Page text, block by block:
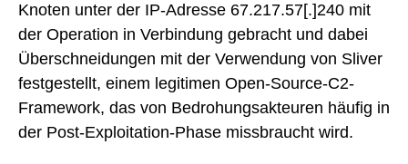
Knoten unter der IP-Adresse 67.217.57[.]240 mit
der Operation in Verbindung gebracht und dabei
Überschneidungen mit der Verwendung von Sliver
festgestellt, einem legitimen Open-Source-C2-
Framework, das von Bedrohungsakteuren häufig in
der Post-Exploitation-Phase missbraucht wird.